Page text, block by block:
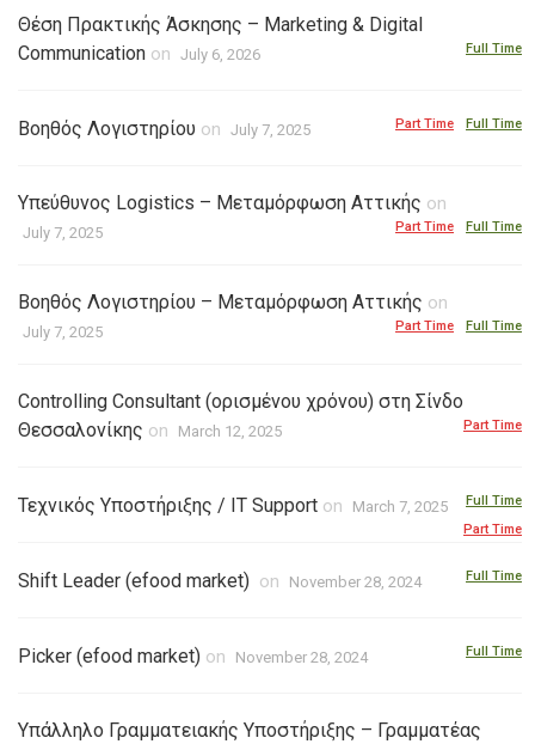
Θέση Πρακτικής Άσκησης – Marketing & Digital
Communication on July 6, 2026 Full Time
Bοηθός Λογιστηρίου on July 7, 2025 Full Time
Part Time
Υπεύθυνος Logistics – Μεταμόρφωση Αττικής on
July 7, 2025 Full Time
Part Time
Bοηθός Λογιστηρίου – Μεταμόρφωση Αττικής on
July 7, 2025 Full Time
Part Time
Controlling Consultant (ορισμένου χρόνου) στη Σίνδο
Θεσσαλονίκης on March 12, 2025 Part Time
Τεχνικός Υποστήριξης / IT Support on March 7, 2025
Full Time
Part Time
Shift Leader (efood market) on November 28, 2024 Full Time
Picker (efood market) on November 28, 2024 Full Time
Υπάλληλο Γραμματειακής Υποστήριξης – Γραμματέας